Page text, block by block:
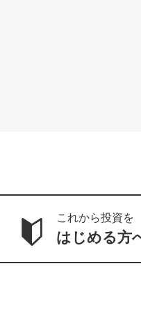
これから投資を
はじめる方